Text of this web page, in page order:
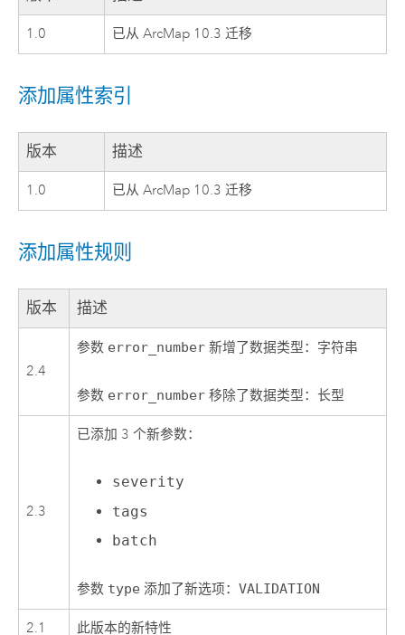
1.0 已从 ArcMap 10.3 迁移
添加属性索引
版本 描述
1.0 已从 ArcMap 10.3 迁移
添加属性规则
版本 描述
2.4
参数 error_number 新增了数据类型：字符串
参数 error_number 移除了数据类型：长型
2.3
已添加 3 个新参数：
severity
tags
batch
参数 type 添加了新选项：VALIDATION
2.1 此版本的新特性